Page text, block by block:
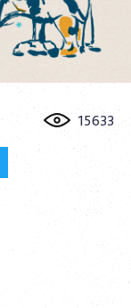
15633